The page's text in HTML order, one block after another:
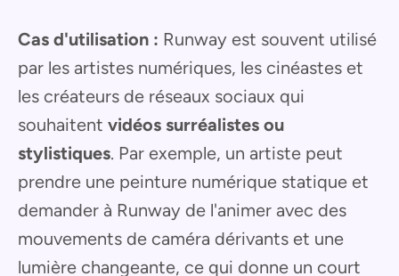
Cas d'utilisation : Runway est souvent utilisé
par les artistes numériques, les cinéastes et
les créateurs de réseaux sociaux qui
souhaitent vidéos surréalistes ou
stylistiques. Par exemple, un artiste peut
prendre une peinture numérique statique et
demander à Runway de l'animer avec des
mouvements de caméra dérivants et une
lumière changeante, ce qui donne un court